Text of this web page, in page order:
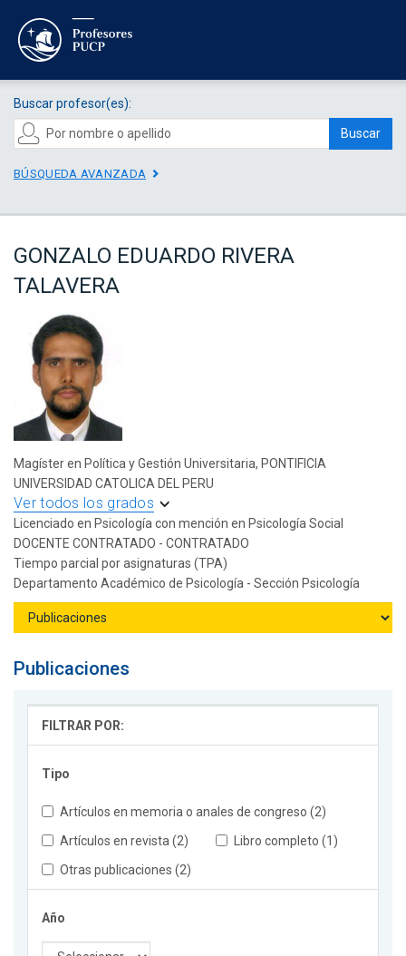
Buscar profesor(es):
Buscar
BÚSQUEDA AVANZADA
GONZALO EDUARDO RIVERA
TALAVERA
Magíster en Política y Gestión Universitaria, PONTIFICIA
UNIVERSIDAD CATOLICA DEL PERU
Ver todos los grados
Licenciado en Psicología con mención en Psicología Social
DOCENTE CONTRATADO - CONTRATADO
Tiempo parcial por asignaturas (TPA)
Departamento Académico de Psicología - Sección Psicología
Publicaciones
FILTRAR POR:
Tipo
Artículos en memoria o anales de congreso (2)
Artículos en revista (2)
Libro completo (1)
Otras publicaciones (2)
Año